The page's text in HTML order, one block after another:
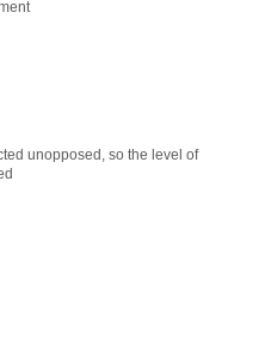
unopposed, so the level of